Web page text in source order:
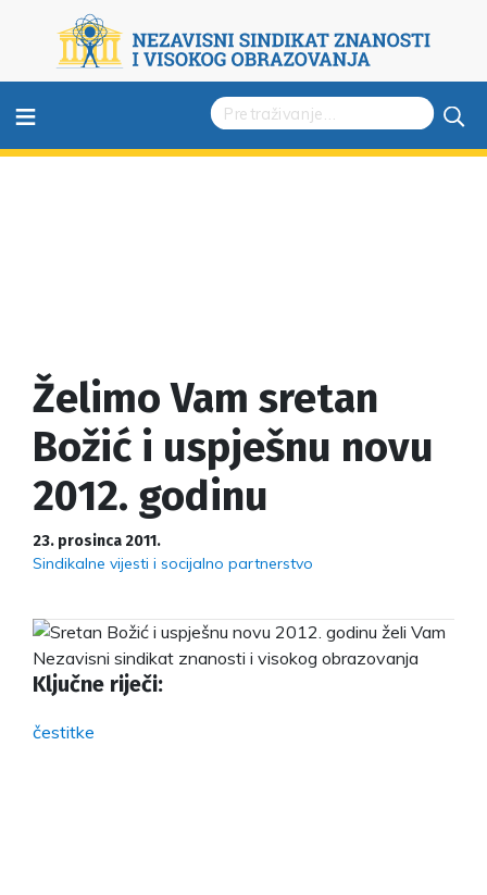
≡
Želimo Vam sretan
Božić i uspješnu novu
2012. godinu
23. prosinca 2011.
Sindikalne vijesti i socijalno partnerstvo
Ključne riječi:
čestitke